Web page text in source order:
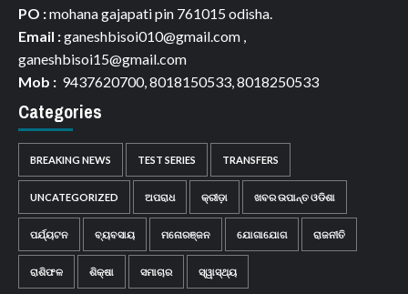
PO :mohana gajapati pin 761015 odisha.
Email :ganeshbisoi010@gmail.com ,
ganeshbisoi15@gmail.com
Mob : 9437620700, 8018150533, 8018250533
Categories
BREAKING NEWS TEST SERIES TRANSFERS
UNCATEGORIZED ଅପରାଧ କ୍ରୀଡ଼ା ଖବର ଉପାନ୍ତ ଓଡିଶା
ପର୍ଯ୍ୟଟନ ବ୍ୟବସାୟ ମନୋରଞ୍ଜନ ଯୋଗାଯୋଗ ରାଜନୀତି
ରାଶିଫଳ ଶିକ୍ଷା ସମାଚାର ସ୍ୱାସ୍ଥ୍ୟ